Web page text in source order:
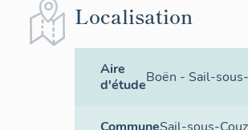
Localisation
Aire
d'étudeBoën - Sail-
CommuneSail-sous-